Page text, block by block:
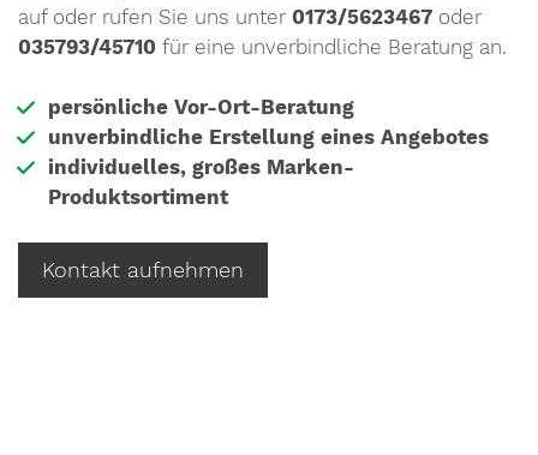
auf oder rufen Sie uns unter 0173/5623467 oder
035793/45710 für eine unverbindliche Beratung an.
persönliche Vor-Ort-Beratung
unverbindliche Erstellung eines Angebotes
individuelles, großes Marken-
Produktsortiment
Kontakt aufnehmen